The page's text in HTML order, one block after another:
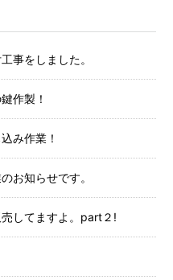
事をしました。
作製！
み作業！
お知らせです。
してますよ。part２!